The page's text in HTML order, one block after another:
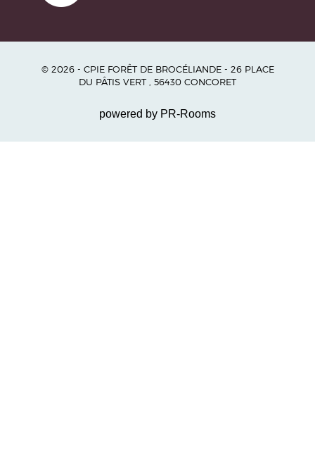
© 2026 - CPIE FORÊT DE BROCÉLIANDE - 26 PLACE
DU PÂTIS VERT , 56430 CONCORET
powered by PR-Rooms